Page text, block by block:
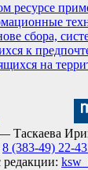
ресурсе
сбора,
к
на
Таскаева
8 (383-49) 22-
редакции: